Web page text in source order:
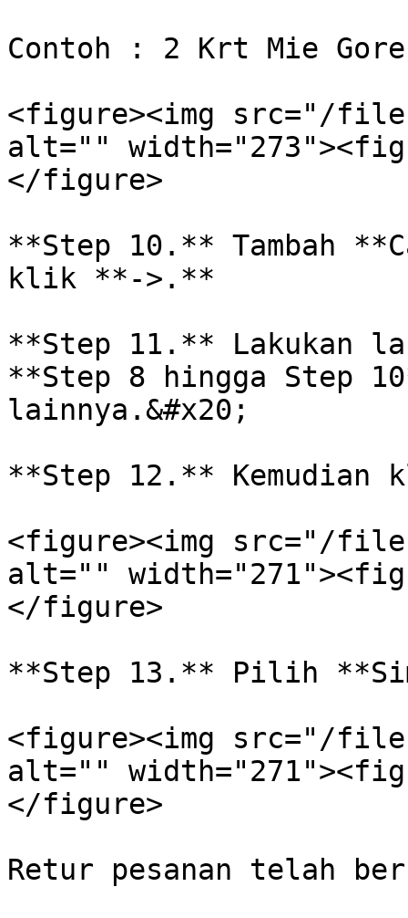
Contoh : 2 Krt Mie
<figure><img src="/files/
alt=""
</figure>
**Step 10.** Tambah
klik **->.**
**Step 11.** Lakukan
**Step 8 hingga Step
lainnya.&#x20;
**Step 12.**
<figure><img src="/files/
alt=""
</figure>
**Step 13.** Pilih
<figure><img src="/files/
alt=""
</figure>
Retur pesanan telah